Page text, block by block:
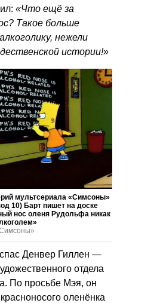
«Что ещё за
Такое больше
нежели
истории!»
мультсериала «Симсоны»
10) Барт пишет на доске
нос оленя Рудольфа никак
Денвер Гиллен —
отдела
По просьбе Мэя, он
оленёнка